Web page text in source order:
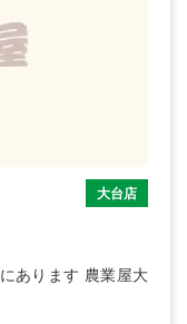
大台店
あります 農業屋大